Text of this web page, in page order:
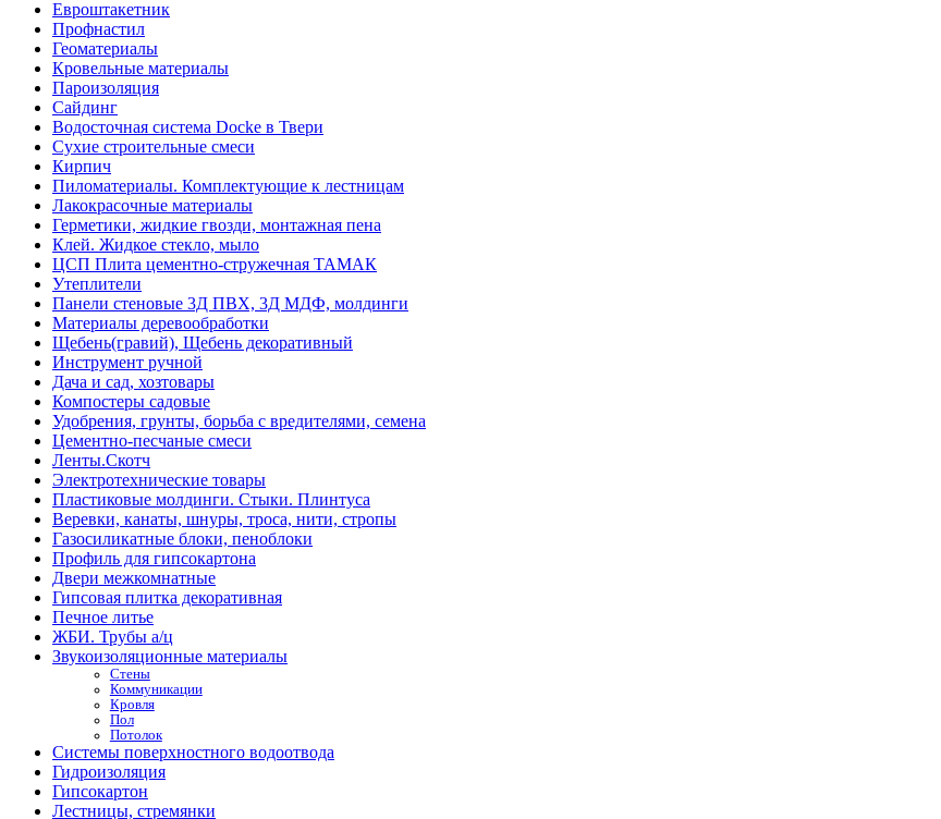
Евроштакетник
Профнастил
Геоматериалы
Кровельные материалы
Пароизоляция
Сайдинг
Водосточная система Docke в Твери
Сухие строительные смеси
Кирпич
Пиломатериалы. Комплектующие к лестницам
Лакокрасочные материалы
Герметики, жидкие гвозди, монтажная пена
Клей. Жидкое стекло, мыло
ЦСП Плита цементно-стружечная ТАМАК
Утеплители
Панели стеновые 3Д ПВХ, 3Д МДФ, молдинги
Материалы деревообработки
Щебень(гравий), Щебень декоративный
Инструмент ручной
Дача и сад, хозтовары
Компостеры садовые
Удобрения, грунты, борьба с вредителями, семена
Цементно-песчаные смеси
Ленты.Скотч
Электротехнические товары
Пластиковые молдинги. Стыки. Плинтуса
Веревки, канаты, шнуры, троса, нити, стропы
Газосиликатные блоки, пеноблоки
Профиль для гипсокартона
Двери межкомнатные
Гипсовая плитка декоративная
Печное литье
ЖБИ. Трубы а/ц
Звукоизоляционные материалы
Стены
Коммуникации
Кровля
Пол
Потолок
Системы поверхностного водоотвода
Гидроизоляция
Гипсокартон
Лестницы, стремянки